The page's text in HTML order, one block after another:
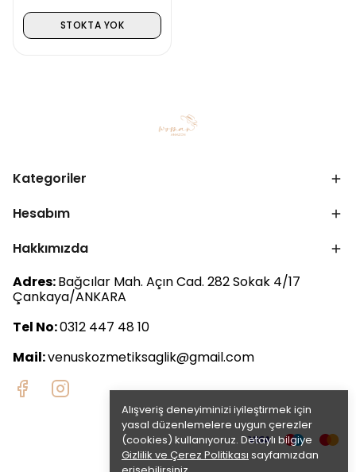
Alışveriş deneyiminizi iyileştirmek için
yasal düzenlemelere uygun çerezler
(cookies) kullanıyoruz. Detaylı bilgiye
Gizlilik ve Çerez Politikası sayfamızdan
STOKTA YOK
Kategoriler
Hesabım
Hakkımızda
Adres:Bağcılar Mah. Açın Cad. 282 Sokak 4/17
Çankaya/ANKARA
Tel No:0312 447 48 10
Mail:venuskozmetiksaglik@gmail.com